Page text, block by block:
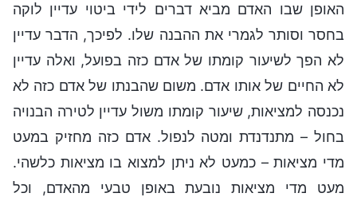
האופן שבו האדם מביא דברים לידי ביטוי עדיין לוקה
בחסר וסותר לגמרי את ההבנה שלו. לפיכך, הדבר עדיין
לא הפך לשיעור קומתו של אדם כזה בפועל, ואלה עדיין
לא החיים של אותו אדם. משום שהבנתו של אדם כזה לא
נכנסה למציאות, שיעור קומתו משול עדיין לטירה הבנויה
בחול – מתנדנדת ומטה לנפול. אדם כזה מחזיק במעט
מדי מציאות – כמעט לא ניתן למצוא בו מציאות כלשהי.
מעט מדי מציאות נובעת באופן טבעי מהאדם, וכל